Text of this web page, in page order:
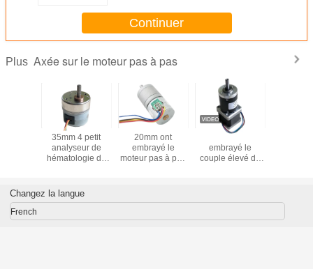
Continuer
Plus Axée sur le moteur pas à pas
fin
35mm 4 petit
analyseur de
hématologie de
de la phase 12
V/analyseur
20mm ont
embrayé le
moteur pas à pas
pour l'analyseur
embrayé le
couple élevé de
phase 5V
Changez la langue
French